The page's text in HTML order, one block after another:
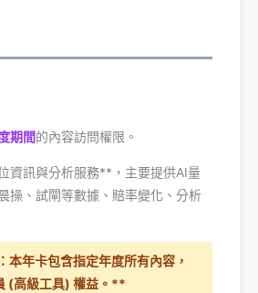
期間的內容訪問權限。
資訊與分析服務**，主要提供AI量
操、試閘等數據、賠率變化、分析
本年卡包含指定年度所有內容，
(高級工具) 權益。**